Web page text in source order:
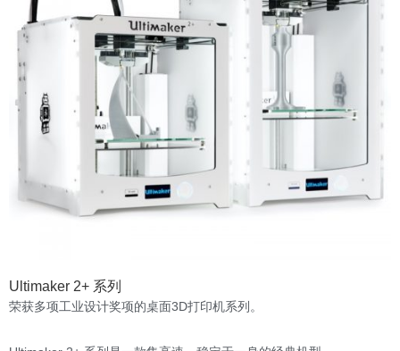
Ultimaker 2+ 系列
荣获多项工业设计奖项的桌面3D打印机系列。